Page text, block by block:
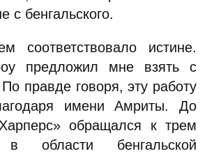
с бенгальского.
соответствовало истине.
предложил мне взять с
правде говоря, эту работу
имени Амриты. До
обращался к трем
в области бенгальской